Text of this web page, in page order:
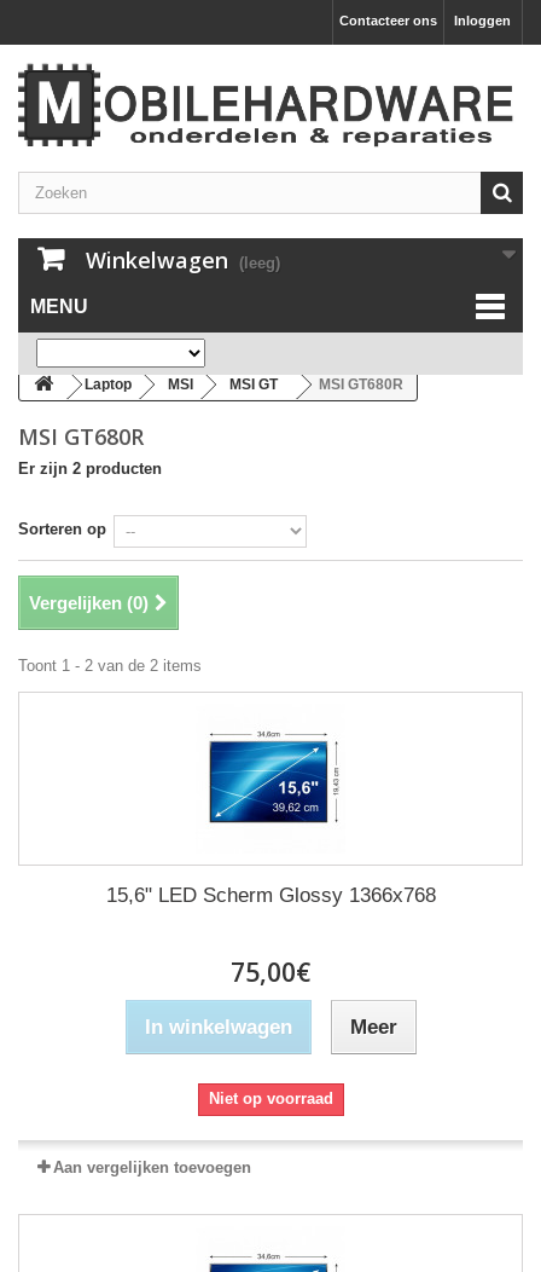
Inloggen
Contacteer ons
Winkelwagen (leeg)
MENU
Laptop MSI MSI GT MSI GT680R
MSI GT680R
Er zijn 2 producten
Sorteren op
Vergelijken (0)
Toont 1 - 2 van de 2 items
15,6" LED Scherm Glossy 1366x768
75,00€
In winkelwagen Meer
Niet op voorraad
Aan vergelijken toevoegen